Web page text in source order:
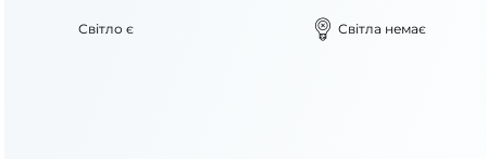
Світло є Світла немає